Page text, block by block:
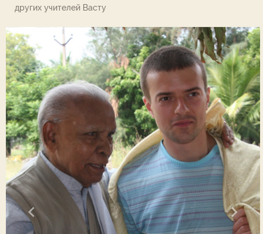
других учителей Васту